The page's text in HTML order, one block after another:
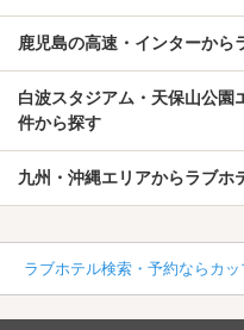
鹿児島の高速・インターから
白波スタジアム・天保山公園
件から探す
九州・沖縄エリアからラブホ
ラブホテル検索・予約ならカ